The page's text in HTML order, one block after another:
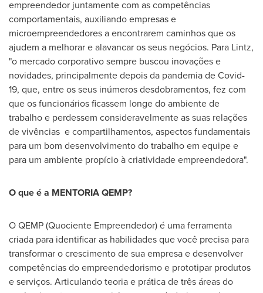
empreendedor juntamente com as competências
comportamentais, auxiliando empresas e
microempreendedores a encontrarem caminhos que os
ajudem a melhorar e alavancar os seus negócios. Para Lintz,
"o mercado corporativo sempre buscou inovações e
novidades, principalmente depois da pandemia de Covid-
19, que, entre os seus inúmeros desdobramentos, fez com
que os funcionários ficassem longe do ambiente de
trabalho e perdessem consideravelmente as suas relações
de vivências e compartilhamentos, aspectos fundamentais
para um bom desenvolvimento do trabalho em equipe e
para um ambiente propício à criatividade empreendedora".
O que é a MENTORIA QEMP?
O QEMP (Quociente Empreendedor) é uma ferramenta
criada para identificar as habilidades que você precisa para
transformar o crescimento de sua empresa e desenvolver
competências do empreendedorismo e prototipar produtos
e serviços. Articulando teoria e prática de três áreas do